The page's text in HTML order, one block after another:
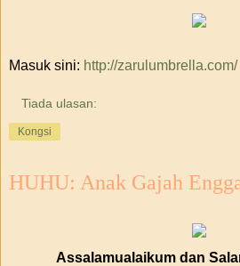
Masuk sini: http://zarulumbrella.com/
Tiada ulasan:
Kongsi
HUHU: Anak Gajah
Assalamualaikum dan